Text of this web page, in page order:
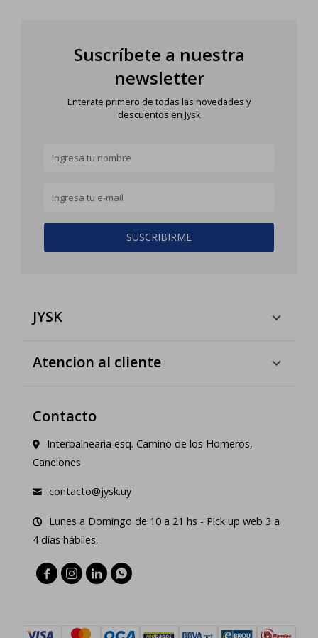
Suscríbete a nuestra
newsletter
Enterate primero de todas las novedades y
descuentos en Jysk
SUSCRIBIRME
JYSK
Atencion al cliente
Contacto
Interbalnearia esq. Camino de los Horneros,
Canelones
contacto@jysk.uy
Lunes a Domingo de 10 a 21 hs - Pick up web 3 a
4 días hábiles.
   